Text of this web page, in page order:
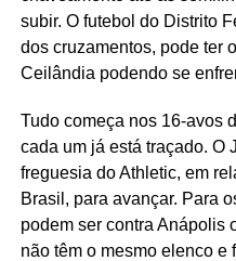
subir. O futebol do Distrito
dos cruzamentos, pode ter
Ceilândia podendo se
Tudo começa nos 16-avos
cada um já está traçado. O
freguesia do Athletic, em
Brasil, para avançar. Para
podem ser contra Anápolis
não têm o mesmo elenco e